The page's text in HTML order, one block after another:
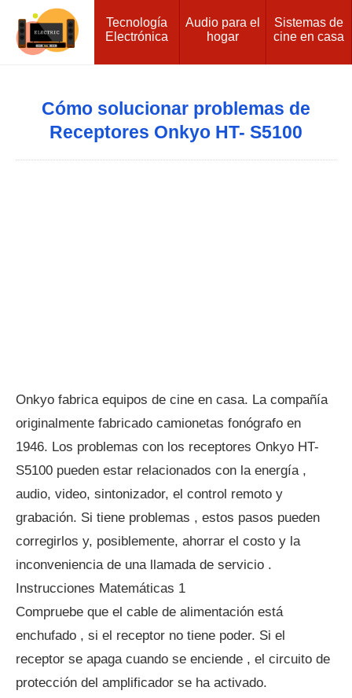
Tecnología
Electrónica
Audio para el
hogar
Sistemas de
cine en casa
Cómo solucionar problemas de
Receptores Onkyo HT- S5100
Onkyo fabrica equipos de cine en casa. La compañía
originalmente fabricado camionetas fonógrafo en
1946. Los problemas con los receptores Onkyo HT-
S5100 pueden estar relacionados con la energía ,
audio, video, sintonizador, el control remoto y
grabación. Si tiene problemas , estos pasos pueden
corregirlos y, posiblemente, ahorrar el costo y la
inconveniencia de una llamada de servicio .
Instrucciones Matemáticas 1
Compruebe que el cable de alimentación está
enchufado , si el receptor no tiene poder. Si el
receptor se apaga cuando se enciende , el circuito de
protección del amplificador se ha activado.